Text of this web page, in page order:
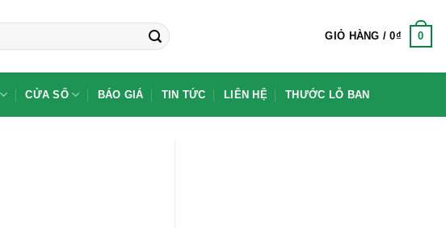
GIỎ HÀNG /0₫ 0
CỬA SỔ BÁO GIÁ TIN TỨC LIÊN HỆ THƯỚC LỖ BAN